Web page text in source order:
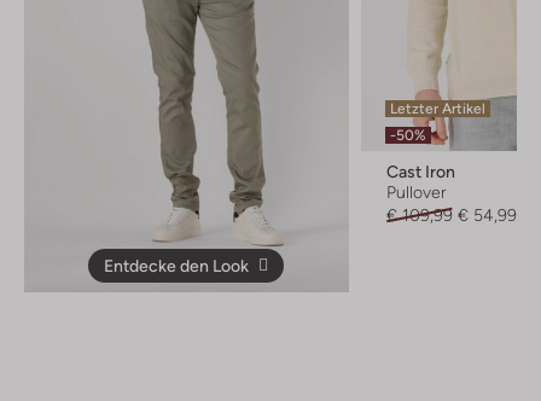
Entdecke den Look
Letzter Artikel
-50%
Cast Iron
Pullover
€ 109,99 € 54,99